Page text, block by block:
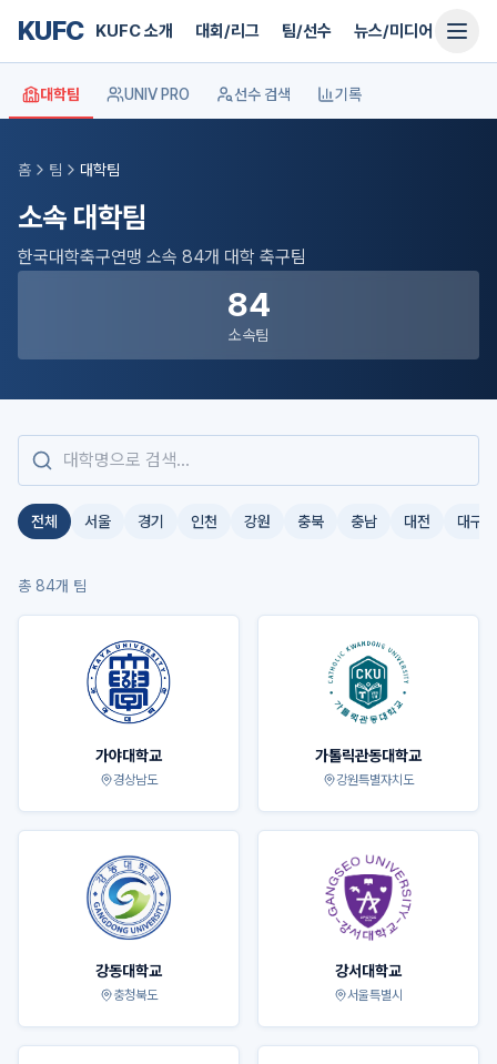
KUFC KUFC 소개 대회/리그 팀/선수 뉴스/미디어 지원
대학팀 UNIV PRO 선수 검색 기록
홈 팀 대학팀
소속 대학팀
한국대학축구연맹 소속 84개 대학 축구팀
84
소속팀
전체 서울 경기 인천 강원 충북 충남 대전 대구
총 84개 팀
가야대학교
경상남도
가톨릭관동대학교
강원특별자치도
강동대학교
충청북도
강서대학교
서울특별시